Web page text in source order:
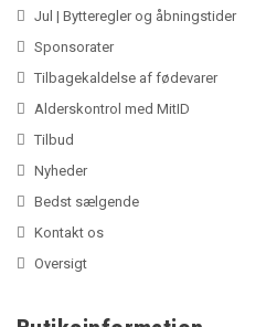
Jul | Bytteregler og åbningstider
Sponsorater
Tilbagekaldelse af fødevarer
Alderskontrol med MitID
Tilbud
Nyheder
Bedst sælgende
Kontakt os
Oversigt